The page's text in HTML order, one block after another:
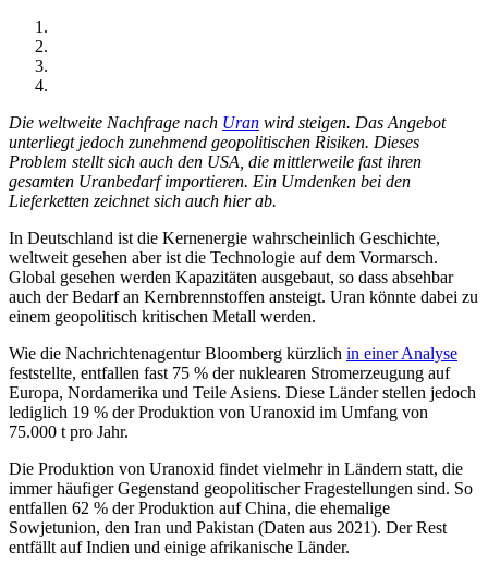
Die weltweite Nachfrage nach Uran wird steigen. Das Angebot
unterliegt jedoch zunehmend geopolitischen Risiken. Dieses
Problem stellt sich auch den USA, die mittlerweile fast ihren
gesamten Uranbedarf importieren. Ein Umdenken bei den
Lieferketten zeichnet sich auch hier ab.
In Deutschland ist die Kernenergie wahrscheinlich Geschichte,
weltweit gesehen aber ist die Technologie auf dem Vormarsch.
Global gesehen werden Kapazitäten ausgebaut, so dass absehbar
auch der Bedarf an Kernbrennstoffen ansteigt. Uran könnte dabei zu
einem geopolitisch kritischen Metall werden.
Wie die Nachrichtenagentur Bloomberg kürzlich in einer Analyse
feststellte, entfallen fast 75 % der nuklearen Stromerzeugung auf
Europa, Nordamerika und Teile Asiens. Diese Länder stellen jedoch
lediglich 19 % der Produktion von Uranoxid im Umfang von
75.000 t pro Jahr.
Die Produktion von Uranoxid findet vielmehr in Ländern statt, die
immer häufiger Gegenstand geopolitischer Fragestellungen sind. So
entfallen 62 % der Produktion auf China, die ehemalige
Sowjetunion, den Iran und Pakistan (Daten aus 2021). Der Rest
entfällt auf Indien und einige afrikanische Länder.